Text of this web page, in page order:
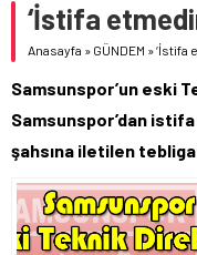
‘İstifa
Anasayfa » GÜNDEM »‘İstifa
Samsunspor’un eski
Samsunspor’dan
şahsına iletilen